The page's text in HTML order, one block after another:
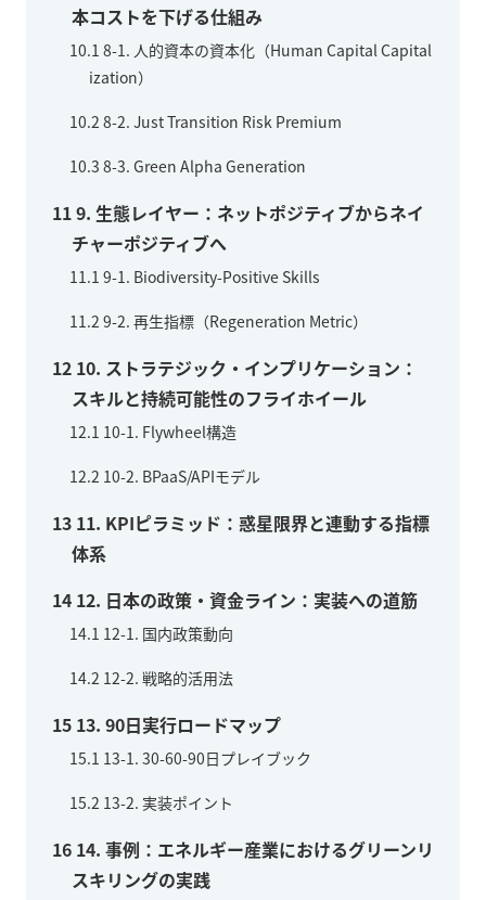
本コストを下げる仕組み
10.1 8-1. 人的資本の資本化（Human Capital Capital
ization）
10.2 8-2. Just Transition Risk Premium
10.3 8-3. Green Alpha Generation
119. 生態レイヤー：ネットポジティブからネイ
チャーポジティブへ
11.1 9-1. Biodiversity-Positive Skills
11.2 9-2. 再生指標（Regeneration Metric）
12 10. ストラテジック・インプリケーション：
スキルと持続可能性のフライホイール
12.1 10-1. Flywheel構造
12.2 10-2. BPaaS/APIモデル
13 11. KPIピラミッド：惑星限界と連動する指標
体系
14 12. 日本の政策・資金ライン：実装への道筋
14.1 12-1. 国内政策動向
14.2 12-2. 戦略的活用法
15 13. 90日実行ロードマップ
15.1 13-1. 30-60-90日プレイブック
15.2 13-2. 実装ポイント
16 14. 事例：エネルギー産業におけるグリーンリ
スキリングの実践